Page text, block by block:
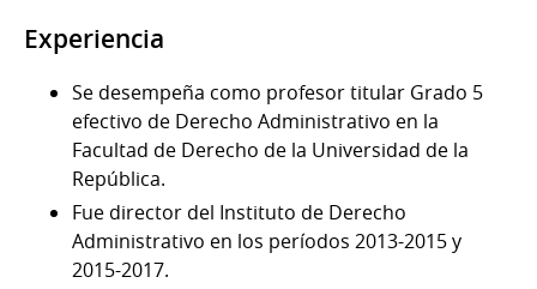
Experiencia
Se desempeña como profesor titular Grado 5
efectivo de Derecho Administrativo en la
Facultad de Derecho de la Universidad de la
República.
Fue director del Instituto de Derecho
Administrativo en los períodos 2013-2015 y
2015-2017.